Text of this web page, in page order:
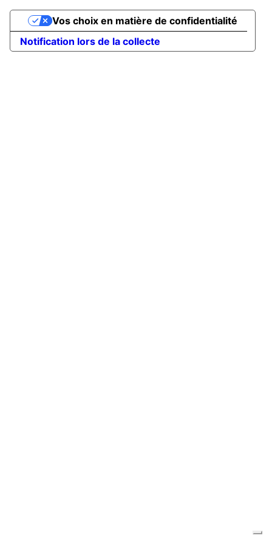
Notification lors de la collecte
Vos choix en matière de confidentialité